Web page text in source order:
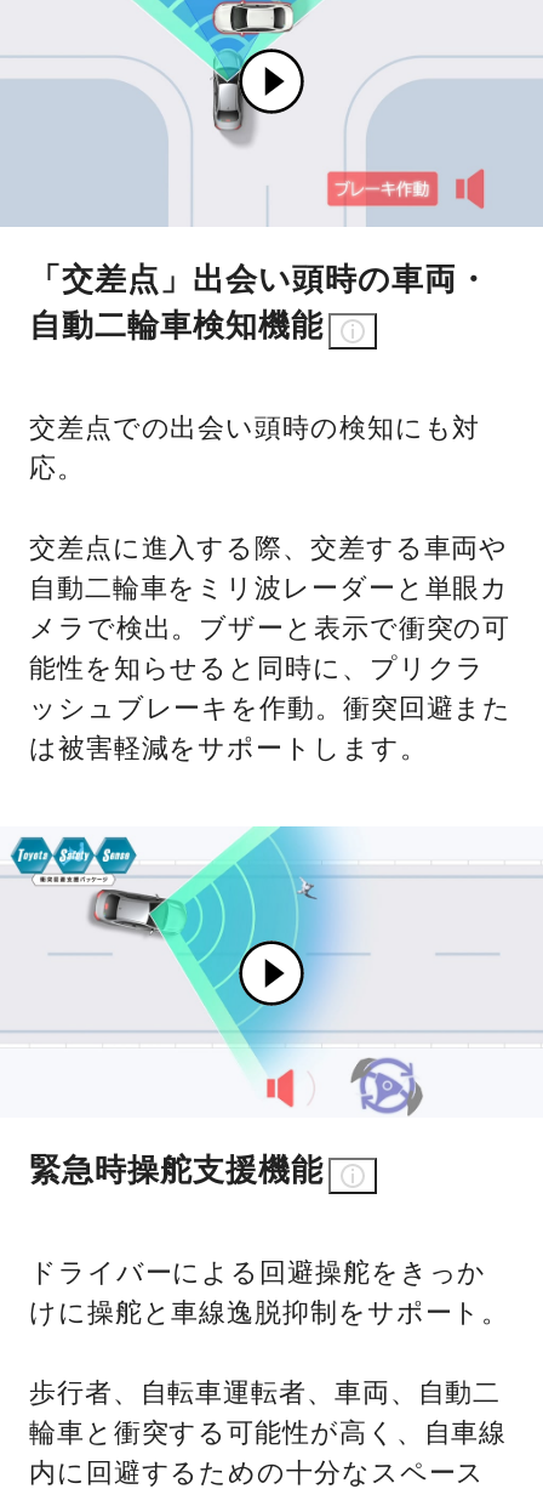
「交差点」出会い頭時の車両・
自動二輪車検知機能
交差点での出会い頭時の検知にも対
応。
交差点に進入する際、交差する車両や
自動二輪車をミリ波レーダーと単眼カ
メラで検出。ブザーと表示で衝突の可
能性を知らせると同時に、プリクラ
ッシュブレーキを作動。衝突回避また
は被害軽減をサポートします。
緊急時操舵支援機能
ドライバーによる回避操舵をきっか
けに操舵と車線逸脱抑制をサポート。
歩行者、自転車運転者、車両、自動二
輪車と衝突する可能性が高く、自車線
内に回避するための十分なスペース